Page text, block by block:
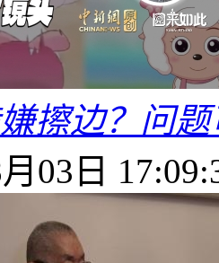
擦边？问
03日